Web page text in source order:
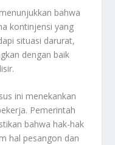
bahwa
kontinjensi yang
situasi darurat,
dengan baik
ini menekankan
Pemerintah
bahwa hak-hak
hal pesangon dan